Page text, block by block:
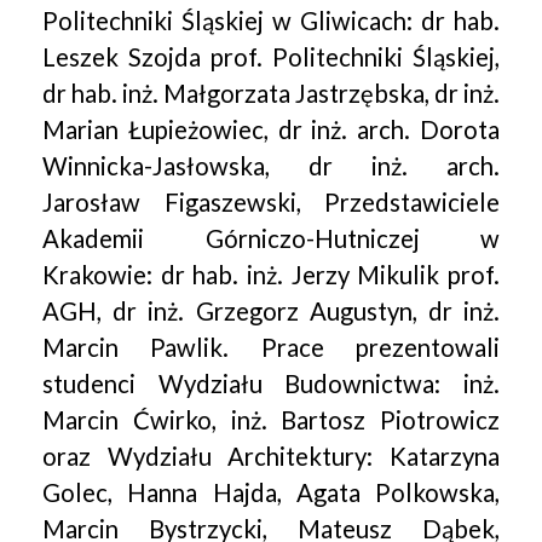
Politechniki Śląskiej w Gliwicach: dr hab.
Leszek Szojda prof. Politechniki Śląskiej,
dr hab. inż. Małgorzata Jastrzębska, dr inż.
Marian Łupieżowiec, dr inż. arch. Dorota
Winnicka-Jasłowska, dr inż. arch.
Jarosław Figaszewski, Przedstawiciele
Akademii Górniczo-Hutniczej w
Krakowie: dr hab. inż. Jerzy Mikulik prof.
AGH, dr inż. Grzegorz Augustyn, dr inż.
Marcin Pawlik. Prace prezentowali
studenci Wydziału Budownictwa: inż.
Marcin Ćwirko, inż. Bartosz Piotrowicz
oraz Wydziału Architektury: Katarzyna
Golec, Hanna Hajda, Agata Polkowska,
Marcin Bystrzycki, Mateusz Dąbek,